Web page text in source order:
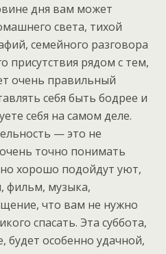
дня вам может
света, тихой
семейного разговора
присутствия рядом с тем,
очень правильный
себя быть бодрее и
себя на самом деле.
— это не
точно понимать
хорошо подойдут уют,
фильм, музыка,
что вам не нужно
спасать. Эта суббота,
будет особенно удачной,